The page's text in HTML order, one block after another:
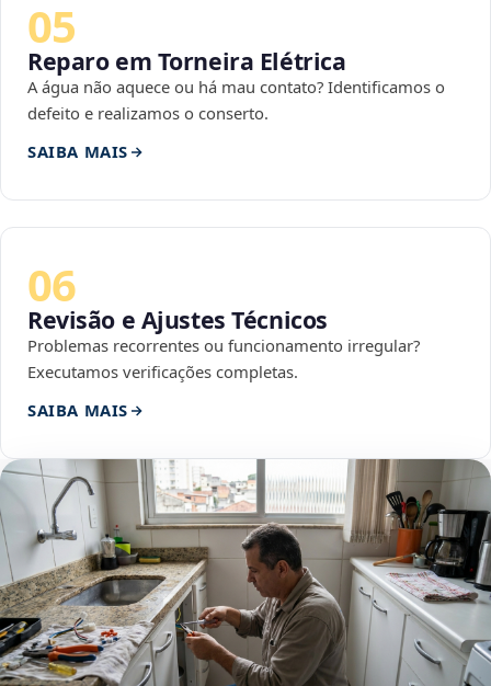
05
Reparo em Torneira Elétrica
A água não aquece ou há mau contato? Identificamos o
defeito e realizamos o conserto.
SAIBA MAIS
06
Revisão e Ajustes Técnicos
Problemas recorrentes ou funcionamento irregular?
Executamos verificações completas.
SAIBA MAIS